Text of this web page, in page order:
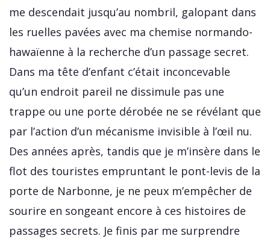
me descendait jusqu’au nombril, galopant dans
les ruelles pavées avec ma chemise normando-
hawaïenne à la recherche d’un passage secret.
Dans ma tête d’enfant c’était inconcevable
qu’un endroit pareil ne dissimule pas une
trappe ou une porte dérobée ne se révélant que
par l’action d’un mécanisme invisible à l’œil nu.
Des années après, tandis que je m’insère dans le
flot des touristes empruntant le pont-levis de la
porte de Narbonne, je ne peux m’empêcher de
sourire en songeant encore à ces histoires de
passages secrets. Je finis par me surprendre